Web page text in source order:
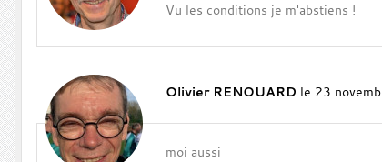
Vu les conditions je m'abstiens !
Olivier RENOUARD le 23
moi aussi